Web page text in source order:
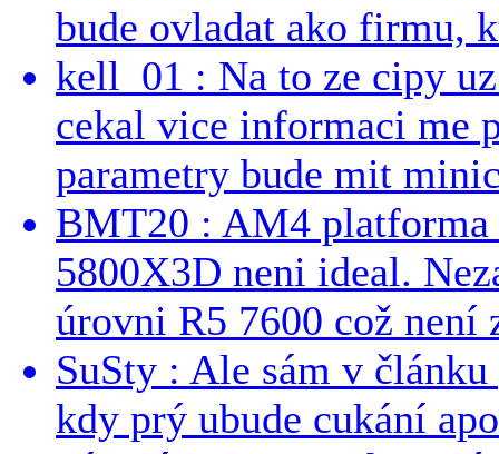
bude ovladat ako firmu,
kell_01 : Na to ze cipy
cekal vice informaci me
parametry bude mit
BMT20 : AM4 platforma
5800X3D neni ideal.
úrovni R5 7600 což není
SuSty : Ale sám v
kdy prý ubude cukání